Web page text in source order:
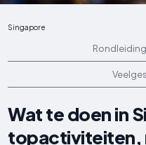
Singapore
Wat te doen in
topactiviteiten,